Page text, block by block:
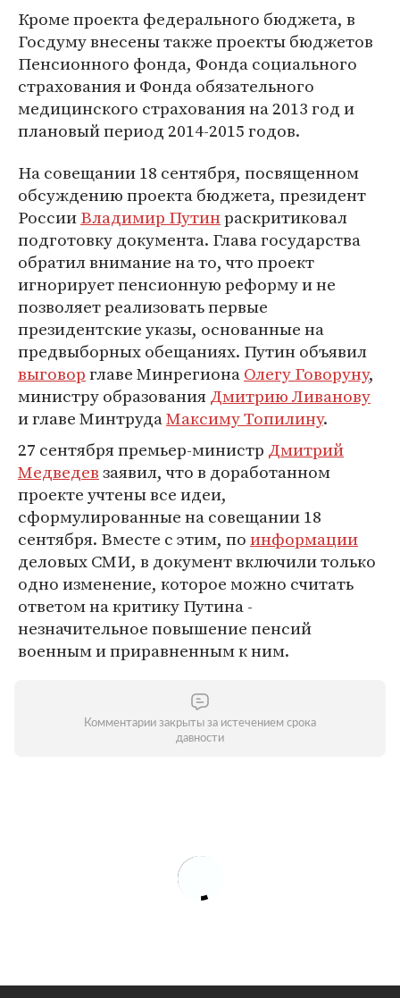
Кроме проекта федерального бюджета, в
Госдуму внесены также проекты бюджетов
Пенсионного фонда, Фонда социального
страхования и Фонда обязательного
медицинского страхования на 2013 год и
плановый период 2014-2015 годов.
На совещании 18 сентября, посвященном
обсуждению проекта бюджета, президент
РоссииВладимир Путинраскритиковал
подготовку документа. Глава государства
обратил внимание на то, что проект
игнорирует пенсионную реформу и не
позволяет реализовать первые
президентские указы, основанные на
предвыборных обещаниях. Путин объявил
выговорглаве МинрегионаОлегу Говоруну,
министру образованияДмитрию Ливанову
и главе МинтрудаМаксиму Топилину.
27 сентября премьер-министр Дмитрий
Медведевзаявил, что в доработанном
проекте учтены все идеи,
сформулированные на совещании 18
сентября. Вместе с этим, поинформации
деловых СМИ, в документ включили только
одно изменение, которое можно считать
ответом на критику Путина -
незначительное повышение пенсий
военным и приравненным к ним.
Комментарии закрыты за истечением срока
давности